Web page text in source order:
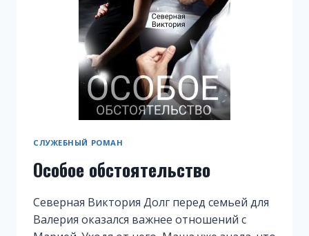
СЛУЖЕБНЫЙ РОМАН
Особое обстоятельство
Северная Виктория Долг перед семьей для
Валерия оказался важнее отношений с